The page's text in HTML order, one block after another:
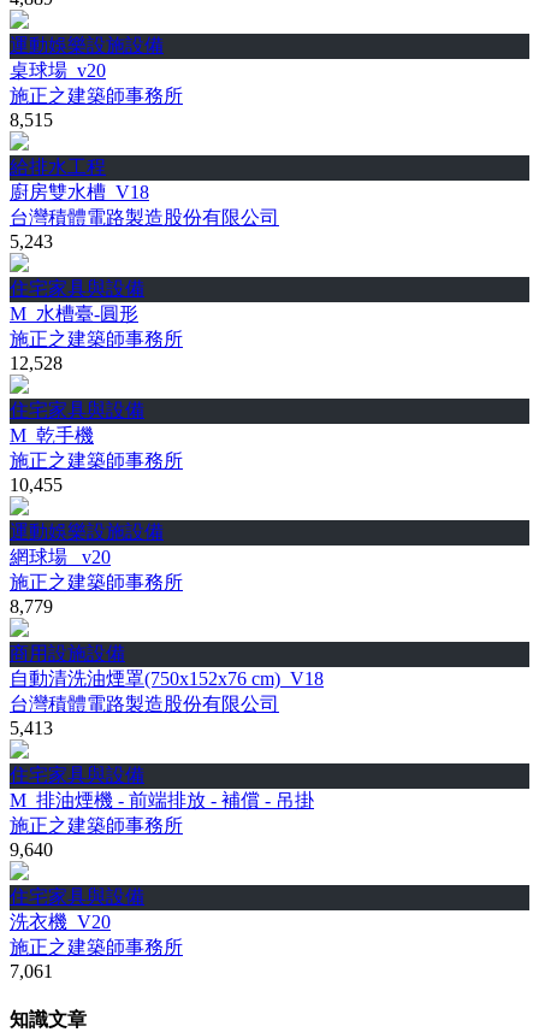
運動娛樂設施設備
桌球場_v20
施正之建築師事務所
8,515
給排水工程
廚房雙水槽_V18
台灣積體電路製造股份有限公司
5,243
住宅家具與設備
M_水槽臺-圓形
施正之建築師事務所
12,528
住宅家具與設備
M_乾手機
施正之建築師事務所
10,455
運動娛樂設施設備
網球場 _v20
施正之建築師事務所
8,779
商用設施設備
自動清洗油煙罩(750x152x76 cm)_V18
台灣積體電路製造股份有限公司
5,413
住宅家具與設備
M_排油煙機 - 前端排放 - 補償 - 吊掛
施正之建築師事務所
9,640
住宅家具與設備
洗衣機_V20
施正之建築師事務所
7,061
知識文章